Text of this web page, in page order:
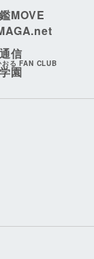
MOVE
信
おる FAN CLUB
園